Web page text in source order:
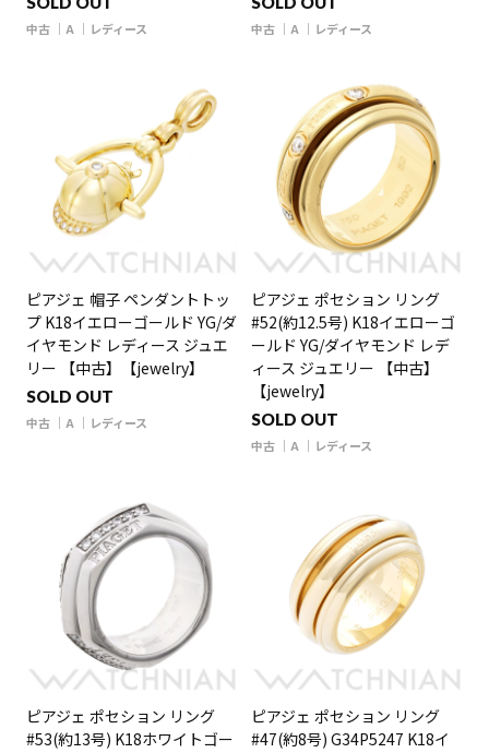
中古 A レディース 中古 A レディース
ピアジェ 帽子 ペンダントトッ
プ K18イエローゴールド YG/ダ
イヤモンド レディース ジュエ
リー 【中古】【jewelry】
SOLD OUT
中古 A レディース
ピアジェ ポセション リング
#52(約12.5号) K18イエローゴ
ールド YG/ダイヤモンド レデ
ィース ジュエリー 【中古】
【jewelry】
SOLD OUT
中古 A レディース
ピアジェ ポセション リング
#53(約13号) K18ホワイトゴー
ピアジェ ポセション リング
#47(約8号) G34P5247 K18イ